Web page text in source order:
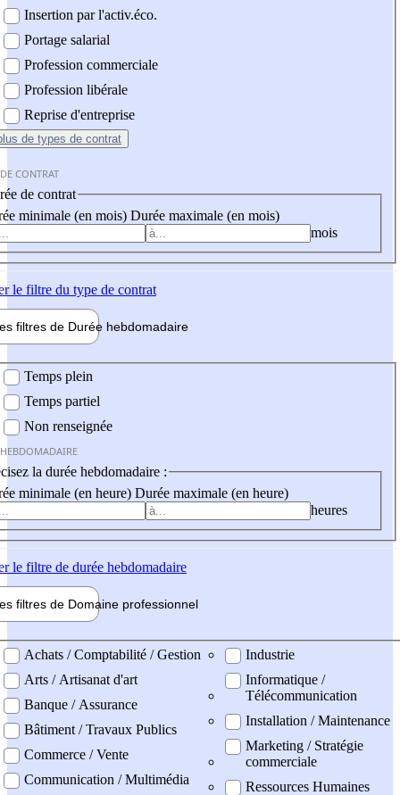
Insertion par l'activ.éco.
Portage salarial
Profession commerciale
Profession libérale
Reprise d'entreprise
de types de contrat
CONTRAT
de contrat
minimale (en mois) Durée maximale (en mois)
mois
le filtre du type de contrat
filtres de Durée hebdomadaire
Temps plein
Temps partiel
Non renseignée
la durée hebdomadaire :
minimale (en heure) Durée maximale (en heure)
heures
le filtre de durée hebdomadaire
filtres de Domaine professionnel
professionel
Achats / Comptabilité / Gestion
Arts / Artisanat d'art
Banque / Assurance
Bâtiment / Travaux Publics
Commerce / Vente
Communication / Multimédia
Industrie
Informatique /
Télécommunication
Installation / Maintenance
Marketing / Stratégie
commerciale
Ressources Humaines